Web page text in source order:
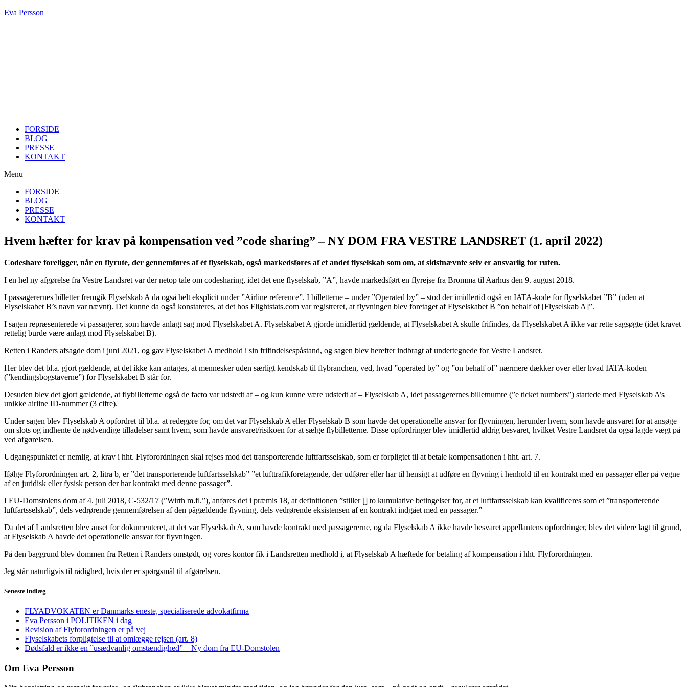
Eva Persson
FORSIDE
BLOG
PRESSE
KONTAKT
Menu
FORSIDE
BLOG
PRESSE
KONTAKT
Hvem hæfter for krav på kompensation ved ”code sharing” – NY DOM FRA VESTRE LANDSRET (1. april 2022)
Codeshare foreligger, når en flyrute, der gennemføres af ét flyselskab, også markedsføres af et andet flyselskab som om, at sidstnævnte selv er ansvarlig for ruten.
I en hel ny afgørelse fra Vestre Landsret var der netop tale om codesharing, idet det ene flyselskab, ”A”, havde markedsført en flyrejse fra Bromma til Aarhus den 9. august 2018.
I passagerernes billetter fremgik Flyselskab A da også helt eksplicit under ”Airline reference”. I billetterne – under ”Operated by” – stod der imidlertid også en IATA-kode for flyselskabet ”B” (uden at
Flyselskabet B’s navn var nævnt). Det kunne da også konstateres, at det hos Flightstats.com var registreret, at flyvningen blev foretaget af Flyselskabet B ”on behalf of [Flyselskab A]”.
I sagen repræsenterede vi passagerer, som havde anlagt sag mod Flyselskabet A. Flyselskabet A gjorde imidlertid gældende, at Flyselskabet A skulle frifindes, da Flyselskabet A ikke var rette sagsøgte (idet kravet
rettelig burde være anlagt mod Flyselskabet B).
Retten i Randers afsagde dom i juni 2021, og gav Flyselskabet A medhold i sin frifindelsespåstand, og sagen blev herefter indbragt af undertegnede for Vestre Landsret.
Her blev det bl.a. gjort gældende, at det ikke kan antages, at mennesker uden særligt kendskab til flybranchen, ved, hvad ”operated by” og ”on behalf of” nærmere dækker over eller hvad IATA-koden
(”kendingsbogstaverne”) for Flyselskabet B står for.
Desuden blev det gjort gældende, at flybilletterne også de facto var udstedt af – og kun kunne være udstedt af – Flyselskab A, idet passagerernes billetnumre (”e ticket numbers”) startede med Flyselskab A’s
unikke airline ID-nummer (3 cifre).
Under sagen blev Flyselskab A opfordret til bl.a. at redegøre for, om det var Flyselskab A eller Flyselskab B som havde det operationelle ansvar for flyvningen, herunder hvem, som havde ansvaret for at ansøge
om slots og indhente de nødvendige tilladelser samt hvem, som havde ansvaret/risikoen for at sælge flybilletterne. Disse opfordringer blev imidlertid aldrig besvaret, hvilket Vestre Landsret da også lagde vægt på
ved afgørelsen.
Udgangspunktet er nemlig, at krav i hht. Flyforordningen skal rejses mod det transporterende luftfartsselskab, som er forpligtet til at betale kompensationen i hht. art. 7.
Ifølge Flyforordningen art. 2, litra b, er ”det transporterende luftfartsselskab” ”et lufttrafikforetagende, der udfører eller har til hensigt at udføre en flyvning i henhold til en kontrakt med en passager eller på vegne
af en juridisk eller fysisk person der har kontrakt med denne passager”.
I EU-Domstolens dom af 4. juli 2018, C-532/17 (”Wirth m.fl.”), anføres det i præmis 18, at definitionen ”stiller [] to kumulative betingelser for, at et luftfartsselskab kan kvalificeres som et ”transporterende
luftfartsselskab”, dels vedrørende gennemførelsen af den pågældende flyvning, dels vedrørende eksistensen af en kontrakt indgået med en passager.”
Da det af Landsretten blev anset for dokumenteret, at det var Flyselskab A, som havde kontrakt med passagererne, og da Flyselskab A ikke havde besvaret appellantens opfordringer, blev det videre lagt til grund,
at Flyselskab A havde det operationelle ansvar for flyvningen.
På den baggrund blev dommen fra Retten i Randers omstødt, og vores kontor fik i Landsretten medhold i, at Flyselskab A hæftede for betaling af kompensation i hht. Flyforordningen.
Jeg står naturligvis til rådighed, hvis der er spørgsmål til afgørelsen.
Seneste indlæg
FLYADVOKATEN er Danmarks eneste, specialiserede advokatfirma
Eva Persson i POLITIKEN i dag
Revision af Flyforordningen er på vej
Flyselskabets forpligtelse til at omlægge rejsen (art. 8)
Dødsfald er ikke en ”usædvanlig omstændighed” – Ny dom fra EU-Domstolen
Om Eva Persson